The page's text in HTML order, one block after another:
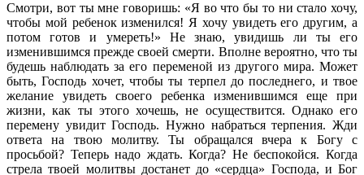
Смотри, вот ты мне говоришь: «Я во что бы то ни стало хочу,
чтобы мой ребенок изменился! Я хочу увидеть его другим, а
потом готов и умереть!» Не знаю, увидишь ли ты его
изменившимся прежде своей смерти. Вполне вероятно, что ты
будешь наблюдать за его переменой из другого мира. Может
быть, Господь хочет, чтобы ты терпел до последнего, и твое
желание увидеть своего ребенка изменившимся еще при
жизни, как ты этого хочешь, не осуществится. Однако его
перемену увидит Господь. Нужно набраться терпения. Жди
ответа на твою молитву. Ты обращался вчера к Богу с
просьбой? Теперь надо ждать. Когда? Не беспокойся. Когда
стрела твоей молитвы достанет до «сердца» Господа, и Бог